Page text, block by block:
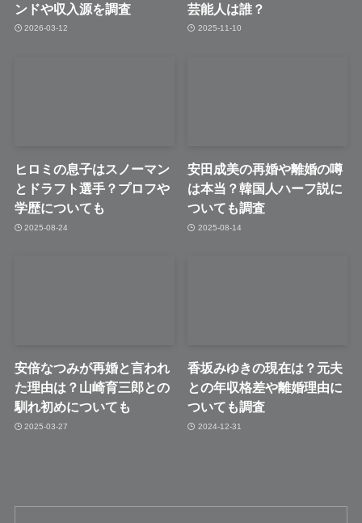
ンドや収入源を調査
2026-03-12
芸能人は誰？
2025-11-10
ヒロミの息子はスノーマン
とドラフト選手？プロフや
学歴についても
2025-08-24
安田成美の再婚や離婚の噂
は本当？韓国人ハーフ説に
ついても調査
2025-08-14
安倍なつみが再婚と言われ
た理由は？山崎育三郎との
馴れ初めについても
2025-03-27
香坂みゆきの現在は？元夫
との年収格差や離婚理由に
ついても調査
2024-12-31